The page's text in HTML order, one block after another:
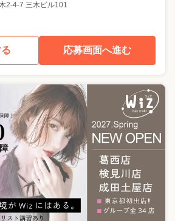
2-4-7 三木ビル101
応募画面へ進む